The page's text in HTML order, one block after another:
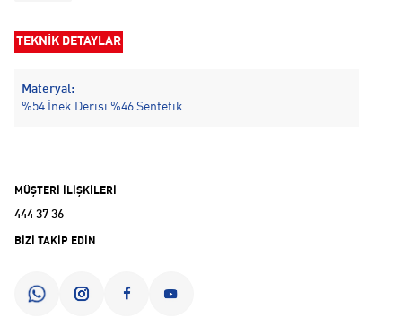
TEKNİK DETAYLAR
Materyal:
%54 İnek Derisi %46 Sentetik
MÜŞTERİ İLİŞKİLERİ
444 37 36
BİZİ TAKİP EDİN